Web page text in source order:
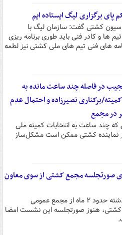
پای برگزاری لیگ ایستاده ایم
کشتی گفت: سازمان لیگ با
ها و کادر فنی باید طوری برنامه ریزی
های فنی تیم های ملی کشتی نیز لطمه
در فاصله چند ساعت مانده به
برکناری نصیرزاده و احتمال عدم
در مجمع
که چند ساعت به انتخابات کمیته ملی
نماینده کشتی ممکن است مشکل‌ساز
صورتجلسه مجمع کشتی از سوی معاون
با وجود گذشته حدود ۲ ماه از مجمع عمومی
کشتی، هنوز صورتجلسه این نشست امضا